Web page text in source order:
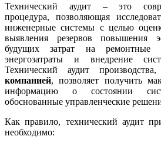
Технический аудит – это
процедура, позволяющая
инженерные системы с целью
выявления резервов повышения
будущих затрат на ремонтные
энергозатраты и внедрение
Технический аудит
компанией, позволяет получить
информацию о состоянии
обоснованные управленческие
Как правило, технический аудит
необходимо: